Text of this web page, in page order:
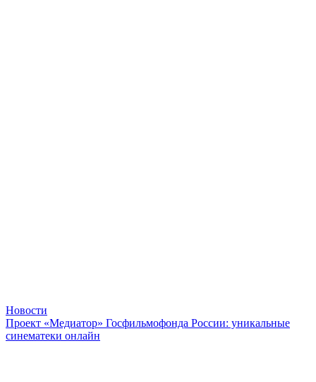
Новости
Проект «Медиатор» Госфильмофонда России: уникальные
синематеки онлайн